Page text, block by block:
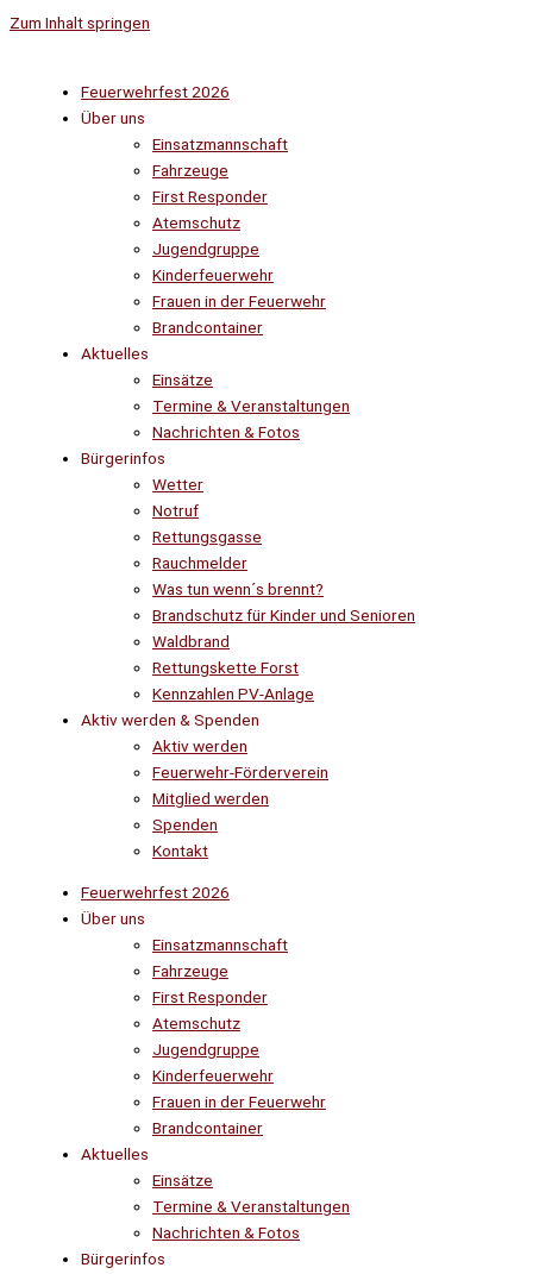
Zum Inhalt springen
Feuerwehrfest 2026
Über uns
Einsatzmannschaft
Fahrzeuge
First Responder
Atemschutz
Jugendgruppe
Kinderfeuerwehr
Frauen in der Feuerwehr
Brandcontainer
Aktuelles
Einsätze
Termine & Veranstaltungen
Nachrichten & Fotos
Bürgerinfos
Wetter
Notruf
Rettungsgasse
Rauchmelder
Was tun wenn´s brennt?
Brandschutz für Kinder und Senioren
Waldbrand
Rettungskette Forst
Kennzahlen PV-Anlage
Aktiv werden & Spenden
Aktiv werden
Feuerwehr-Förderverein
Mitglied werden
Spenden
Kontakt
Feuerwehrfest 2026
Über uns
Einsatzmannschaft
Fahrzeuge
First Responder
Atemschutz
Jugendgruppe
Kinderfeuerwehr
Frauen in der Feuerwehr
Brandcontainer
Aktuelles
Einsätze
Termine & Veranstaltungen
Nachrichten & Fotos
Bürgerinfos